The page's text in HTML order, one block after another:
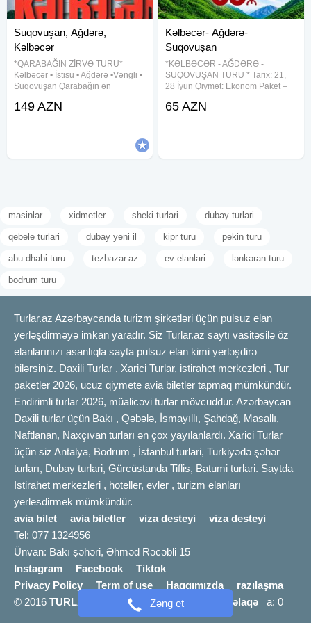
Zəng et
Suqovuşan, Ağdərə,
Kəlbəcər
*QARABAĞIN ZİRVƏ TURU*
Kəlbəcər • İstisu • Ağdərə •Vəngli •
Suqovuşan Qarabağın ən
İstisu bulaqları, tarixi məkanları və
149 AZN
Kəlbəcər- Ağdərə-
Suqovuşan
*KƏLBƏCƏR - AĞDƏRƏ -
SUQOVUŞAN TURU * Tarix: 21,
28 İyun Qiymət: Ekonom Paket –
Qiymətə daxildir: Səhər yeməyi
65 AZN
masinlar xidmetler sheki turlari dubay turlari
qebele turlari dubay yeni il kipr turu pekin turu
abu dhabi turu tezbazar.az ev elanlari lənkəran turu
bodrum turu
Turlar.az Azərbaycanda turizm şirkətləri üçün pulsuz elan
yerləşdirməyə imkan yaradır. Siz Turlar.az saytı vasitəsilə öz
elanlarınızı asanlıqla sayta pulsuz elan kimi yerləşdirə
bilərsiniz. Daxili Turlar , Xarici Turlar, istirahet merkezleri , Tur
paketler 2026, ucuz qiymete avia biletler tapmaq mümkündür.
Endirimli turlar 2026, müalicəvi turlar mövcuddur. Azərbaycan
Daxili turlar üçün Bakı , Qəbələ, İsmayıllı, Şahdağ, Masallı,
Naftlanan, Naxçıvan turları ən çox yayılanlardı. Xarici Turlar
üçün siz Antalya, Bodrum , İstanbul turlari, Turkiyədə şəhər
turları, Dubay turlari, Gürcüstanda Tiflis, Batumi turlari. Saytda
Istirahet merkezleri , hoteller, evler , turizm elanları
yerlesdirmek mümkündür.
avia bilet
avia biletler viza desteyi
viza desteyi
Tel: 077 1324956
Ünvan: Bakı şəhəri, Əhməd Rəcəbli 15
Instagram
Facebook
Tiktok
Privacy Policy
Term of use Haqqımızda
razılaşma
© 2016 TURLAR.AZ info [@] turlar.az | Bizimlə əlaqə a: 0